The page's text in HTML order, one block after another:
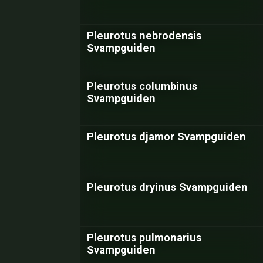
Pleurotus nebrodensis
Svampguiden
Pleurotus columbinus
Svampguiden
Pleurotus djamor Svampguiden
Pleurotus dryinus Svampguiden
Pleurotus pulmonarius
Svampguiden